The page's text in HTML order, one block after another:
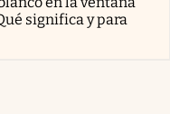
significa y para